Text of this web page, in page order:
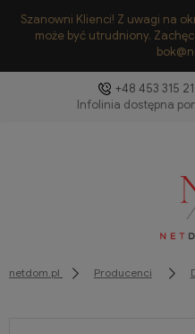
Szanowni Klienci! Z uwagi na
może być utrudniony.
+48 453 315
netdom.pl Producenci